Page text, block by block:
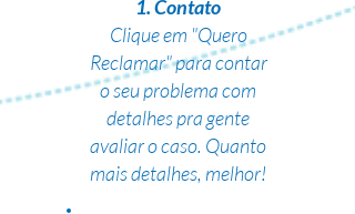
1. Contato
Clique em "Quero
Reclamar" para contar
o seu problema com
detalhes pra gente
avaliar o caso. Quanto
mais detalhes, melhor!